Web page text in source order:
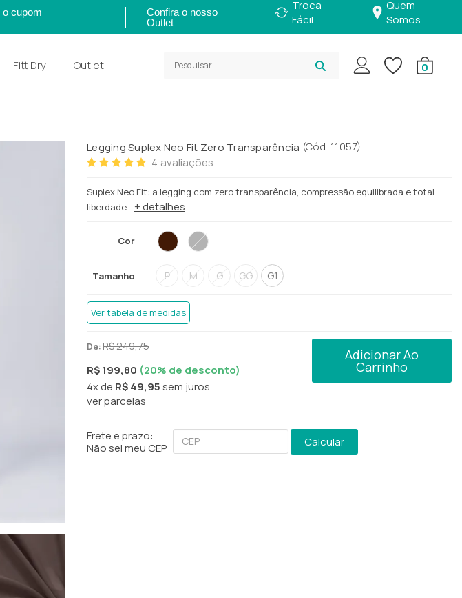
cupom
Confira o nosso
Outlet
Troca
Fácil
Quem
Somos
Fitt Dry Outlet 0
Legging Suplex Neo Fit Zero Transparência (Cód. 11057)
4 avaliações
Suplex Neo Fit: a legging com zero transparência, compressão equilibrada e total
liberdade.
+ detalhes
Cor
Tamanho P M G GG G1
Ver tabela de medidas
De:R$ 249,75
R$ 199,80 (20% de desconto)
4xde R$ 49,95sem juros
ver parcelas
Adicionar Ao
Carrinho
Frete e prazo:
Não sei meu CEP
Calcular